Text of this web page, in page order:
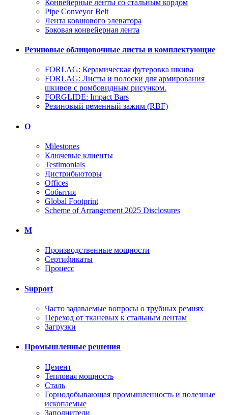
Конвейерные ленты со стальным кордом
Pipe Conveyor Belt
Лента ковшового элеватора
Боковая конвейерная лента
Резиновые облицовочные листы и комплектующие
FORLAG: Керамическая футеровка шкива
FORLAG: Листы и полоски для армирования
шкивов с ромбовидным рисунком.
FORGLIDE: Impact Bars
Резиновый ременный зажим (RBF)
О
Milestones
Ключевые клиенты
Testimonials
Дистрибьюторы
Offices
События
Global Footprint
Scheme of Arrangement 2025 Disclosures
M
Производственные мощности
Сертификаты
Процесс
Support
Часто задаваемые вопросы о трубных ремнях
Переход от тканевых к стальным лентам
Загрузки
Промышленные решения
Цемент
Тепловая мощность
Сталь
Горнодобывающая промышленность и полезные
ископаемые
Заполнители